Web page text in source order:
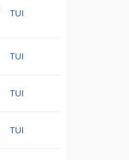
TUI
TUI
TUI
TUI